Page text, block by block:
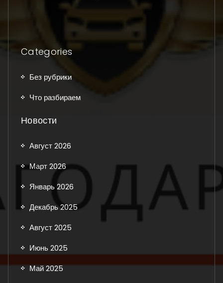
Categories
Без рубрики
Что разбираем
Новости
Август 2026
Март 2026
Январь 2026
Декабрь 2025
Август 2025
Июнь 2025
Май 2025